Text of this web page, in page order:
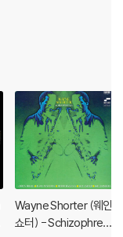
Wayne Shorter (웨인
쇼터) - Schizophreni